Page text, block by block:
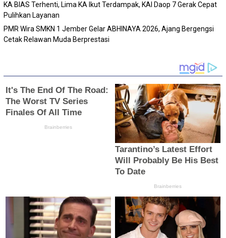
KA BIAS Terhenti, Lima KA Ikut Terdampak, KAI Daop 7 Gerak Cepat
Pulihkan Layanan
PMR Wira SMKN 1 Jember Gelar ABHINAYA 2026, Ajang Bergengsi
Cetak Relawan Muda Berprestasi